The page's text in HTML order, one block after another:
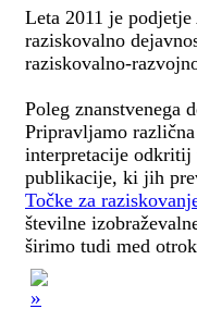
Leta 2011 je
raziskovalno
raziskovalno-
Poleg znanstvenega
Pripravljamo
interpretacije
publikacije, ki jih
Točke za
številne
širimo tudi med